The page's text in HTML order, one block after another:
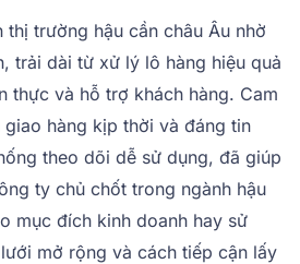
thị trường hậu cần châu Âu nhờ
trải dài từ xử lý lô hàng hiệu quả
thực và hỗ trợ khách hàng. Cam
hàng kịp thời và đáng tin
theo dõi dễ sử dụng, đã giúp
ty chủ chốt trong ngành hậu
mục đích kinh doanh hay sử
mở rộng và cách tiếp cận lấy